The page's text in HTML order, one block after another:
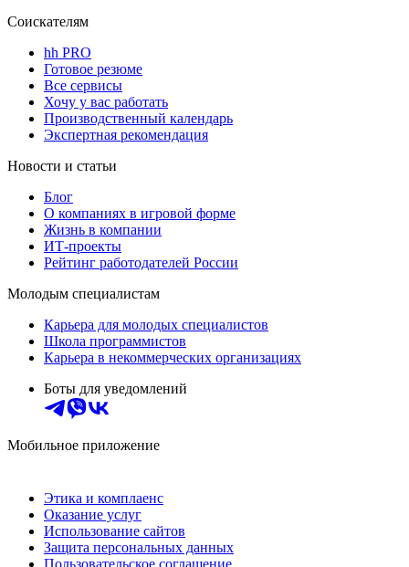
Соискателям
hh PRO
Готовое резюме
Все сервисы
Хочу у вас работать
Производственный календарь
Экспертная рекомендация
Новости и статьи
Блог
О компаниях в игровой форме
Жизнь в компании
ИТ-проекты
Рейтинг работодателей России
Молодым специалистам
Карьера для молодых специалистов
Школа программистов
Карьера в некоммерческих организациях
Боты для уведомлений
Мобильное приложение
Этика и комплаенс
Оказание услуг
Использование сайтов
Защита персональных данных
Пользовательское соглашение